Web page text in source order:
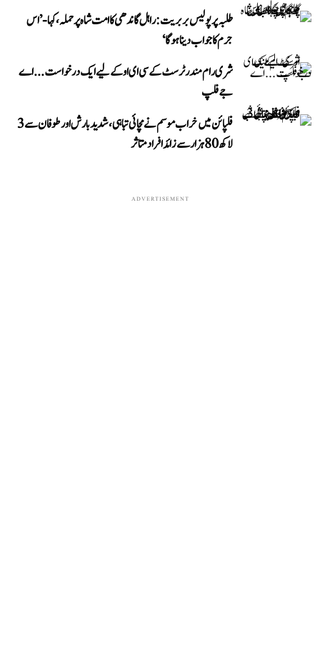
طلبہ پر پولیس بربریت: راہل گاندھی کا امت شاہ پر حملہ، کہا- ’اس
جرم کا جواب دینا ہوگا‘
شری رام مندر ٹرسٹ کے سی ای او کے لیے ایک درخواست...اے
جے فلپ
فلپائن میں خراب موسم نے مچائی تباہی، شدید بارش اور طوفان سے 3
لاکھ 80 ہزار سے زائد افراد متاثر
ADVERTISEMENT